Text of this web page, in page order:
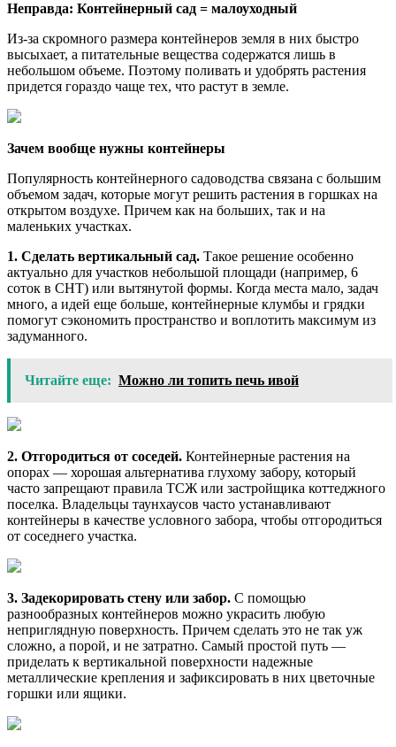
Неправда: Контейнерный сад = малоуходный
Из-за скромного размера контейнеров земля в них быстро
высыхает, а питательные вещества содержатся лишь в
небольшом объеме. Поэтому поливать и удобрять растения
придется гораздо чаще тех, что растут в земле.
Зачем вообще нужны контейнеры
Популярность контейнерного садоводства связана с большим
объемом задач, которые могут решить растения в горшках на
открытом воздухе. Причем как на больших, так и на
маленьких участках.
1. Сделать вертикальный сад. Такое решение особенно
актуально для участков небольшой площади (например, 6
соток в СНТ) или вытянутой формы. Когда места мало, задач
много, а идей еще больше, контейнерные клумбы и грядки
помогут сэкономить пространство и воплотить максимум из
задуманного.
Читайте еще: Можно ли топить печь ивой
2. Отгородиться от соседей. Контейнерные растения на
опорах — хорошая альтернатива глухому забору, который
часто запрещают правила ТСЖ или застройщика коттеджного
поселка. Владельцы таунхаусов часто устанавливают
контейнеры в качестве условного забора, чтобы отгородиться
от соседнего участка.
3. Задекорировать стену или забор. С помощью
разнообразных контейнеров можно украсить любую
неприглядную поверхность. Причем сделать это не так уж
сложно, а порой, и не затратно. Самый простой путь —
приделать к вертикальной поверхности надежные
металлические крепления и зафиксировать в них цветочные
горшки или ящики.